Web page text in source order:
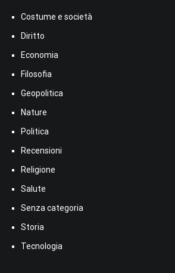
Costume e società
Diritto
Economia
Filosofia
Geopolitica
Nature
Politica
Recensioni
Religione
Salute
Senza categoria
Storia
Tecnologia